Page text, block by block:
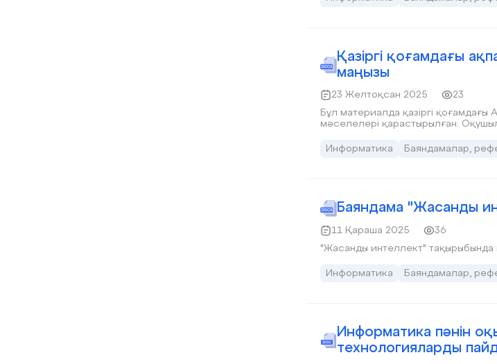
Қазіргі қоғамдағы
маңызы
23 Желтоқсан 2025
23
Бұл материалда қазіргі
мәселелері қарастырылған.
Информатика Баяндамалар,
Баяндама "Жасанды
11 Қараша 2025
36
"Жасанды интеллект"
Информатика Баяндамалар,
Информатика пәнін
технологияларды